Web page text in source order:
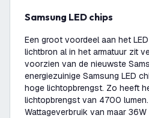
Samsung LED chips
Een groot voordeel aan het
lichtbron al in het armatuur zit
voorzien van de nieuwste
energiezuinige Samsung LED
hoge lichtopbrengst. Zo heeft
lichtopbrengst van 4700
Wattageverbruik van maar